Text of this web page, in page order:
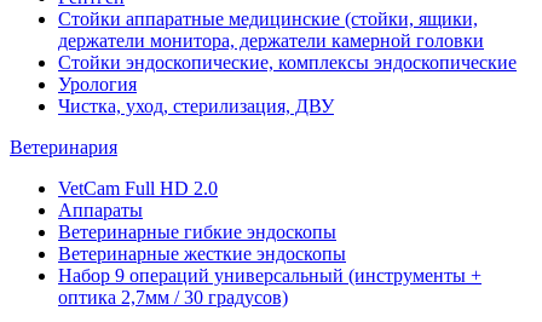
Стойки аппаратные медицинские (стойки, ящики,
держатели монитора, держатели камерной головки
Стойки эндоскопические, комплексы эндоскопические
Урология
Чистка, уход, стерилизация, ДВУ
Ветеринария
VetCam Full HD 2.0
Аппараты
Ветеринарные гибкие эндоскопы
Ветеринарные жесткие эндоскопы
Набор 9 операций универсальный (инструменты +
оптика 2,7мм / 30 градусов)